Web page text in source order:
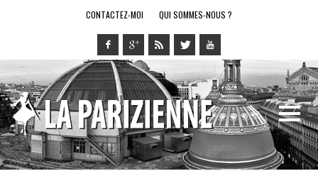
CONTACTEZ-MOI QUI SOMMES-NOUS ?